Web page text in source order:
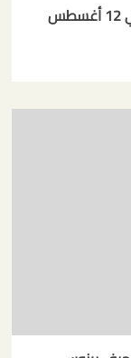
تحديثات مباشرة لكسوف الشمس الكلي في 12 أغسطس